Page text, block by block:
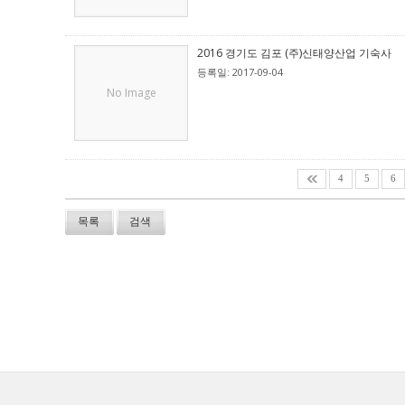
No Image
2016 경기도 김포 (주)신태양산업 기숙사
등록일: 2017-09-04
4 5 6
목록 검색